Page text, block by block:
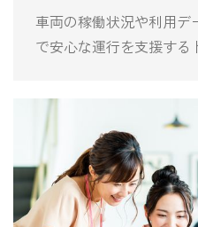
車両の稼働状況や利用デ
で安心な運行を支援する